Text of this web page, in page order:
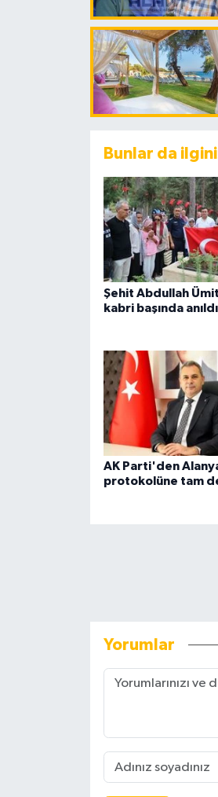
Bunlar da
Şehit Abdullah
kabri başında anıldı
AK Parti'den
protokolüne tam
Yorumlar